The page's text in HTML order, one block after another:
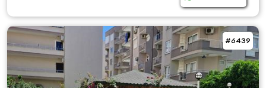
#6439